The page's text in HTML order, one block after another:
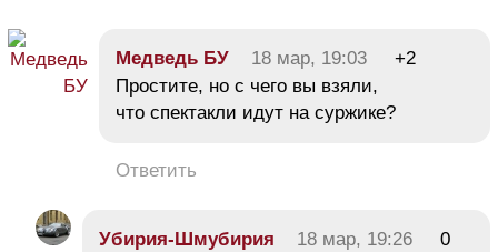
Медведь БУ 18 мар, 19:03
+2
Простите, но с чего вы взяли,
что спектакли идут на суржике?
Ответить
Убирия-Шмубирия 18 мар, 19:26 0